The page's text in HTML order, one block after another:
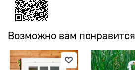
Возможно вам понравится